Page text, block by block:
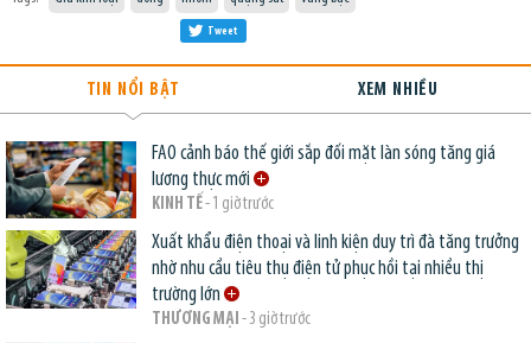
Tweet
TIN NỔI BẬT XEM NHIỀU
FAO cảnh báo thế giới sắp đối mặt làn sóng tăng giá
lương thực mới
KINH TẾ- 1 giờ trước
Xuất khẩu điện thoại và linh kiện duy trì đà tăng trưởng
nhờ nhu cầu tiêu thụ điện tử phục hồi tại nhiều thị
trường lớn
THƯƠNG MẠI - 3 giờ trước